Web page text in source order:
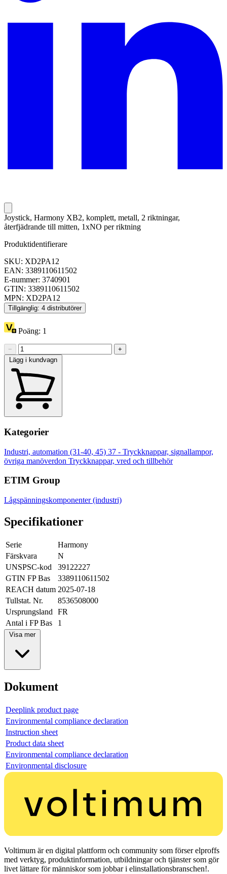
Joystick, Harmony XB2, komplett, metall, 2 riktningar,
återfjädrande till mitten, 1xNO per riktning
Produktidentifierare
SKU: XD2PA12
EAN: 3389110611502
E-nummer: 3740901
GTIN: 3389110611502
MPN: XD2PA12
Tillgänglig: 4 distributörer
Poäng: 1
−
+
Lägg i kundvagn
Kategorier
Industri, automation (31-40, 45) 37 - Tryckknappar, signallampor,
övriga manöverdon Tryckknappar, vred och tillbehör
ETIM Group
Lågspänningskomponenter (industri)
Specifikationer
Serie
Harmony
Färskvara
N
UNSPSC-kod
39122227
GTIN FP Bas
3389110611502
REACH datum 2025-07-18
Tullstat. Nr.
8536508000
Ursprungsland
FR
Antal i FP Bas
1
Visa mer
Dokument
Deeplink product page
Environmental compliance declaration
Instruction sheet
Product data sheet
Environmental compliance declaration
Environmental disclosure
Voltimum är en digital plattform och community som förser elproffs
med verktyg, produktinformation, utbildningar och tjänster som gör
livet lättare för människor som jobbar i elinstallationsbranschen!.